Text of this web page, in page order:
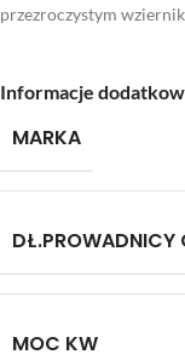
przezroczystym
Informacje
MARKA
DŁ.PROWADNICY
MOC KW